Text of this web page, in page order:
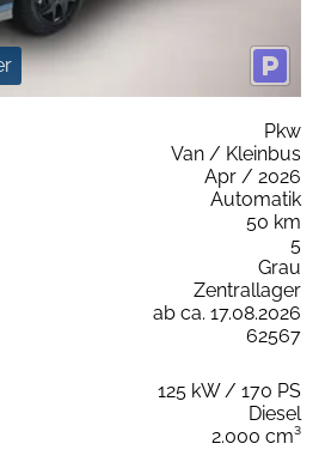
Pkw
Van / Kleinbus
Apr / 2026
Automatik
50 km
5
Grau
Zentrallager
ab ca. 17.08.2026
62567
125 kW / 170 PS
Diesel
2.000 cm³